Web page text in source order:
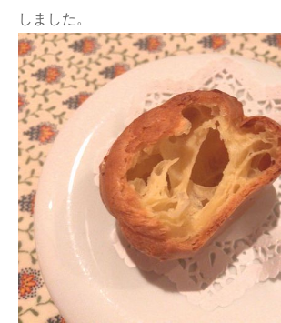
しました。